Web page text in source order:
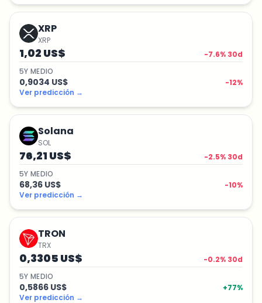
XRP
XRP
1,02 US$ -7.6% 30d
5Y MEDIO
0,9034 US$ -12%
Ver predicción →
Solana
SOL
76,21 US$ -2.5% 30d
5Y MEDIO
68,36 US$ -10%
Ver predicción →
TRON
TRX
0,3305 US$ -0.2% 30d
5Y MEDIO
0,5866 US$ +77%
Ver predicción →